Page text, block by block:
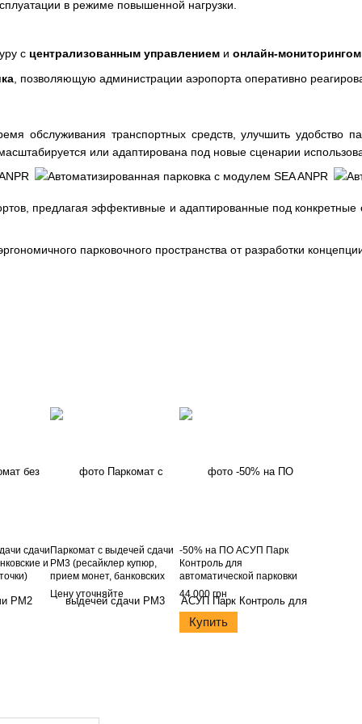
в режиме повышенной нагрузки.
с централизованным управлением и онлайн-мониторингом
, позволяющую администрации аэропорта оперативно
обслуживания транспортных средств, улучшить удобство
или адаптирована под новые сценарии
предлагая эффективные и адаптированные под
парковочного пространства от разработки
сдачи
и
Паркомат с выдечей сдачи
РМ3 (ресайклер купюр,
прием монет, банковских
карт)
Цену уточняйте
-50% на ПО АСУП Парк
Контроль для
автоматической парковки
44 000 грн
Купить